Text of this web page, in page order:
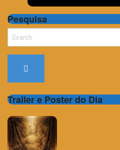
Pesquisa
Search
Trailer e Poster do Dia